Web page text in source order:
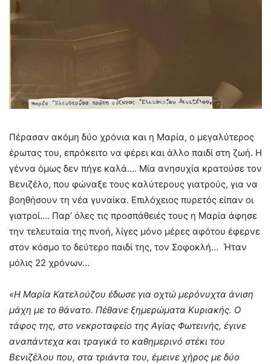
Πέρασαν ακόμη δύο χρόνια και η Μαρία, ο μεγαλύτερος
έρωτας του, επρόκειτο να φέρει και άλλο παιδί στη ζωή. Η
γέννα όμως δεν πήγε καλά…. Μία ανησυχία κρατούσε τον
Βενιζέλο, που φώναξε τους καλύτερους γιατρούς, για να
βοηθήσουν τη νέα γυναίκα. Επιλόχειος πυρετός είπαν οι
γιατροί…. Παρ’ όλες τις προσπάθειές τους η Μαρία άφησε
την τελευταία της πνοή, λίγες μόνο μέρες αφότου έφερνε
στον κόσμο το δεύτερο παιδί της, τον Σοφοκλή… Ήταν
μόλις 22 χρόνων…
«Η Μαρία Κατελούζου έδωσε για οχτώ μερόνυχτα άνιση
μάχη με το θάνατο. Πέθανε ξημερώματα Κυριακής. Ο
τάφος της, στο νεκροταφείο της Αγίας Φωτεινής, έγινε
αναπάντεχα και τραγικά το καθημερινό στέκι του
Βενιζέλου που, στα τριάντα του, έμεινε χήρος με δύο